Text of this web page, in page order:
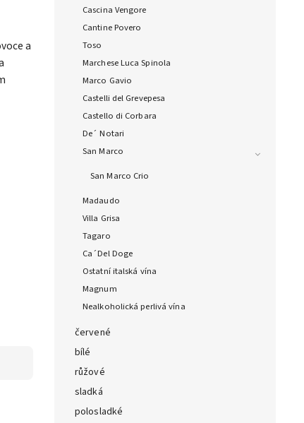
Cascina Vengore
Cantine Povero
Toso
Marchese Luca Spinola
Marco Gavio
Castelli del Grevepesa
Castello di Corbara
De´ Notari
San Marco
San Marco Crio
Madaudo
Villa Grisa
Tagaro
Ca´Del Doge
Ostatní italská vína
Magnum
Nealkoholická perlivá vína
červené
bílé
růžové
sladká
polosladké
a